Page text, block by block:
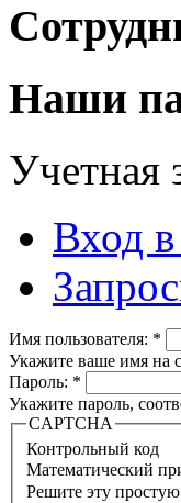
Наши
Учетная
Вход
Имя пользователя: *
Укажите ваше имя на
Пароль: *
Укажите пароль,
CAPTCHA
Контрольный код
Математический
Решите эту простую